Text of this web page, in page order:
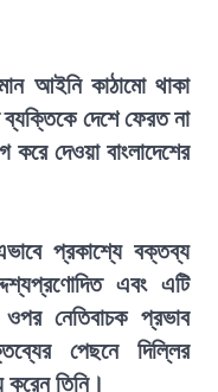
আইনি কাঠামো থাকা
দেশে ফেরত না
দেওয়া বাংলাদেশের
প্রকাশ্যে বক্তব্য
এবং এটি
ওপর নেতিবাচক প্রভাব
পেছনে দিল্লির
করেন তিনি।